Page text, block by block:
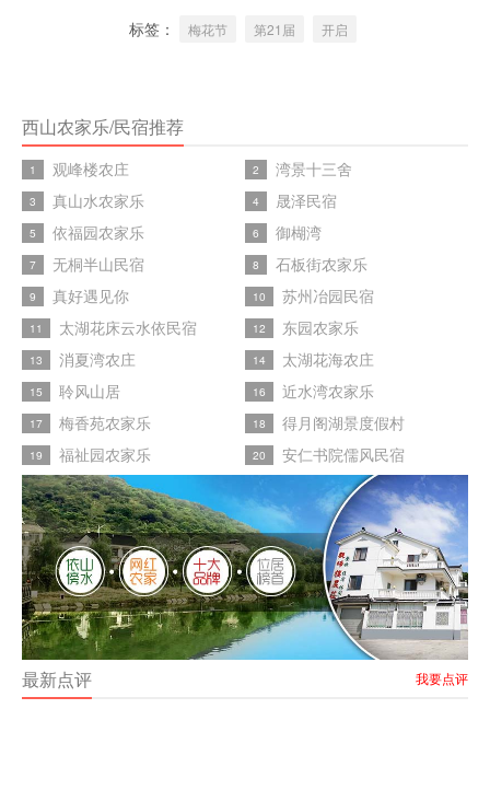
标签： 梅花节 第21届 开启
西山农家乐/民宿推荐
1 观峰楼农庄 2 湾景十三舍
3 真山水农家乐 4 晟泽民宿
5 依福园农家乐 6 御楜湾
7 无桐半山民宿 8 石板街农家乐
9 真好遇见你 10 苏州冶园民宿
11 太湖花床云水依民宿 12 东园农家乐
13 消夏湾农庄 14 太湖花海农庄
15 聆风山居 16 近水湾农家乐
17 梅香苑农家乐 18 得月阁湖景度假村
19 福祉园农家乐 20 安仁书院儒风民宿
最新点评 我要点评